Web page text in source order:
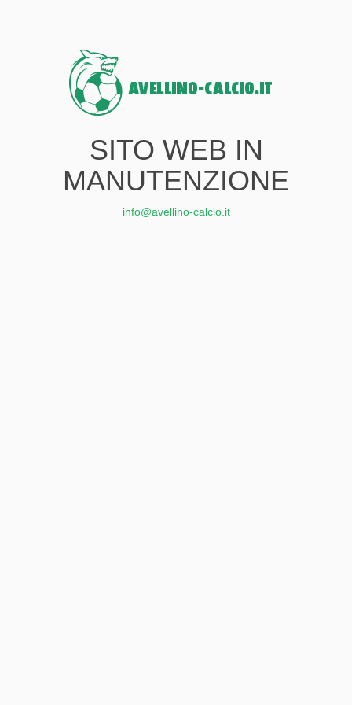
SITO WEB IN
MANUTENZIONE
info@avellino-calcio.it